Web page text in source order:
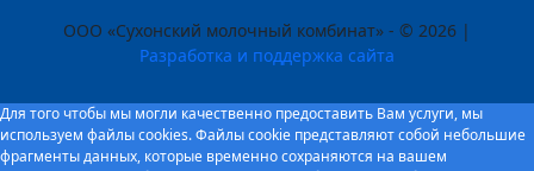
ООО «Сухонский молочный комбинат» - © 2026 |
Разработка и поддержка сайта
Для того чтобы мы могли качественно предоставить Вам услуги, мы
используем файлы cookies. Файлы cookie представляют собой небольшие
фрагменты данных, которые временно сохраняются на вашем